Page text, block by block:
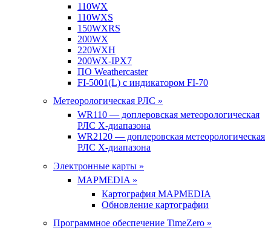
110WX
110WXS
150WXRS
200WX
220WXH
200WX-IPX7
ПО Weathercaster
FI-5001(L) с индикатором FI-70
Метеорологическая РЛС »
WR110 — доплеровская метеорологическая
РЛС X-диапазона
WR2120 — доплеровская метеорологическая
РЛС X-диапазона
Электронные карты »
MAPMEDIA »
Картография MAPMEDIA
Обновление картографии
Программное обеспечение TimeZero »